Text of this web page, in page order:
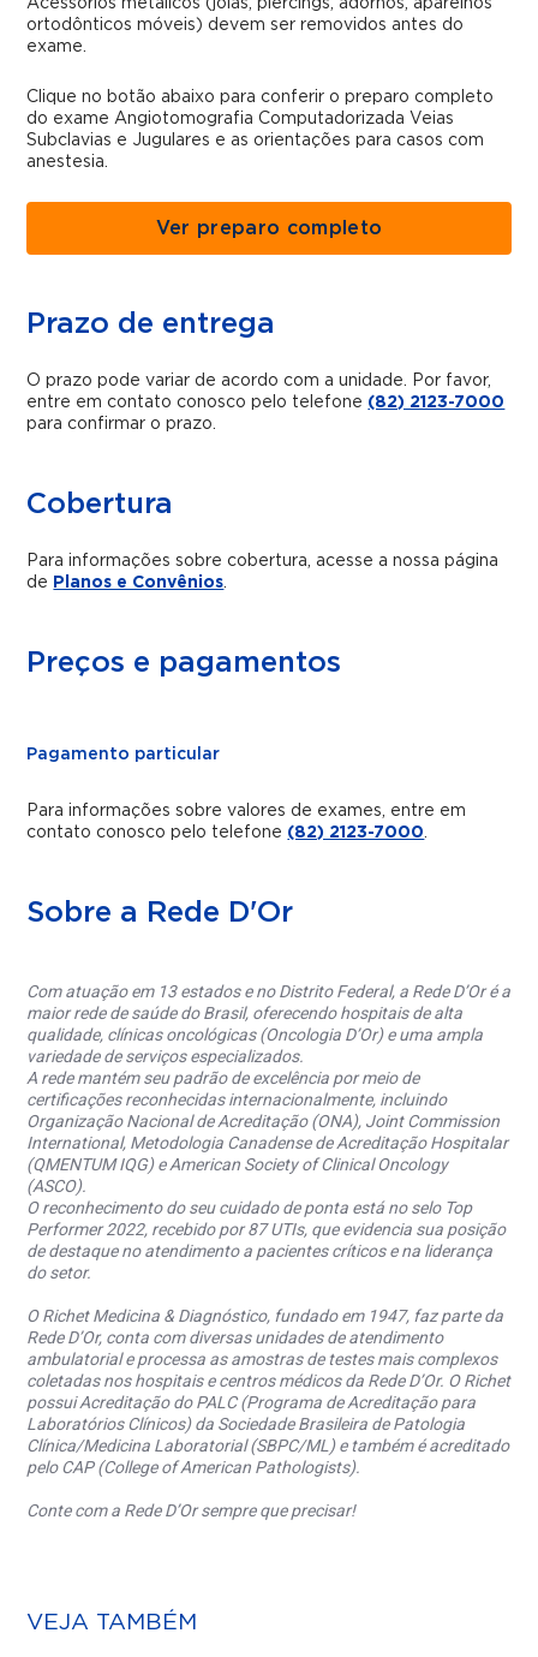
Acessórios metálicos (joias, piercings, adornos, aparelhos
ortodônticos móveis) devem ser removidos antes do
exame.
Clique no botão abaixo para conferir o preparo completo
do exame Angiotomografia Computadorizada Veias
Subclavias e Jugulares e as orientações para casos com
anestesia.
Ver preparo completo
Prazo de entrega
O prazo pode variar de acordo com a unidade. Por favor,
entre em contato conosco pelo telefone (82) 2123-7000
para confirmar o prazo.
Cobertura
Para informações sobre cobertura, acesse a nossa página
de Planos e Convênios.
Preços e pagamentos
Pagamento particular
Para informações sobre valores de exames, entre em
contato conosco pelo telefone (82) 2123-7000.
Sobre a Rede D'Or
Com atuação em 13 estados e no Distrito Federal, a Rede D’Or é a
maior rede de saúde do Brasil, oferecendo hospitais de alta
qualidade, clínicas oncológicas (Oncologia D’Or) e uma ampla
variedade de serviços especializados.
A rede mantém seu padrão de excelência por meio de
certificações reconhecidas internacionalmente, incluindo
Organização Nacional de Acreditação (ONA), Joint Commission
International, Metodologia Canadense de Acreditação Hospitalar
(QMENTUM IQG) e American Society of Clinical Oncology
(ASCO).
O reconhecimento do seu cuidado de ponta está no selo Top
Performer 2022, recebido por 87 UTIs, que evidencia sua posição
de destaque no atendimento a pacientes críticos e na liderança
do setor.
O Richet Medicina & Diagnóstico, fundado em 1947, faz parte da
Rede D’Or, conta com diversas unidades de atendimento
ambulatorial e processa as amostras de testes mais complexos
coletadas nos hospitais e centros médicos da Rede D’Or. O Richet
possui Acreditação do PALC (Programa de Acreditação para
Laboratórios Clínicos) da Sociedade Brasileira de Patologia
Clínica/Medicina Laboratorial (SBPC/ML) e também é acreditado
pelo CAP (College of American Pathologists).
Conte com a Rede D’Or sempre que precisar!
VEJA TAMBÉM